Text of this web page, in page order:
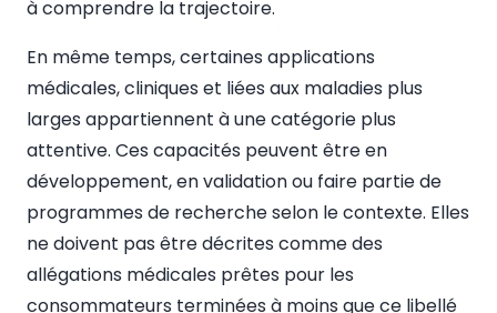
à comprendre la trajectoire.
En même temps, certaines applications
médicales, cliniques et liées aux maladies plus
larges appartiennent à une catégorie plus
attentive. Ces capacités peuvent être en
développement, en validation ou faire partie de
programmes de recherche selon le contexte. Elles
ne doivent pas être décrites comme des
allégations médicales prêtes pour les
consommateurs terminées à moins que ce libellé